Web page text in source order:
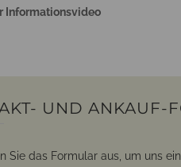
Informationsvideo
UND ANKAUF-
Sie das Formular aus, um uns